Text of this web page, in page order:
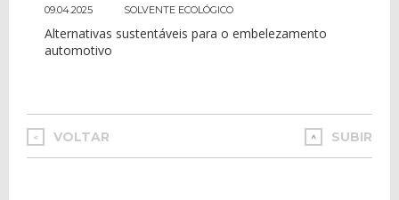
09.04.2025 SOLVENTE ECOLÓGICO
Alternativas sustentáveis para o embelezamento
automotivo
< VOLTAR SUBIR